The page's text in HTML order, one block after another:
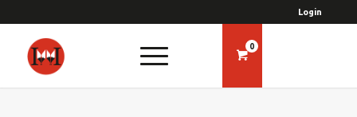
Login
0